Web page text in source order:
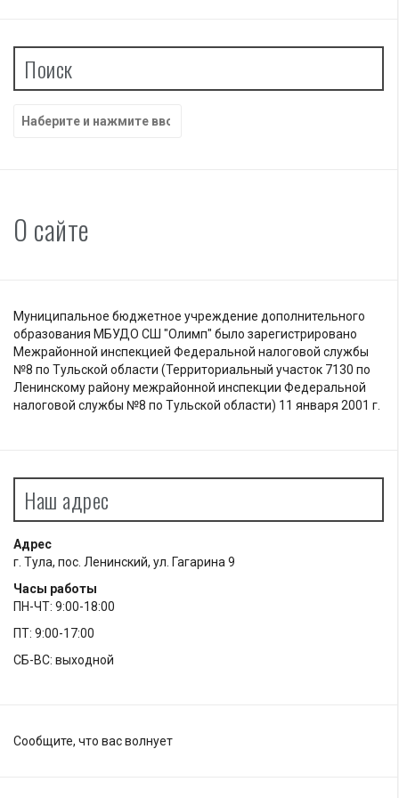
Поиск
Найти:
О сайте
Муниципальное бюджетное учреждение дополнительного
образования МБУДО СШ "Олимп" было зарегистрировано
Межрайонной инспекцией Федеральной налоговой службы
№8 по Тульской области (Территориальный участок 7130 по
Ленинскому району межрайонной инспекции Федеральной
налоговой службы №8 по Тульской области) 11 января 2001 г.
Наш адрес
Адрес
г. Тула, пос. Ленинский, ул. Гагарина 9
Часы работы
ПН-ЧТ: 9:00-18:00
ПТ: 9:00-17:00
СБ-ВС: выходной
Сообщите, что вас волнует